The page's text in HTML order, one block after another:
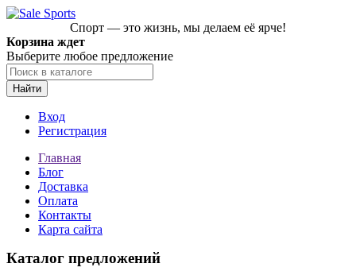
Спорт — это жизнь, мы делаем её ярче!
Корзина ждет
Выберите любое предложение
Найти
Вход
Регистрация
Главная
Блог
Доставка
Оплата
Контакты
Карта сайта
Каталог предложений